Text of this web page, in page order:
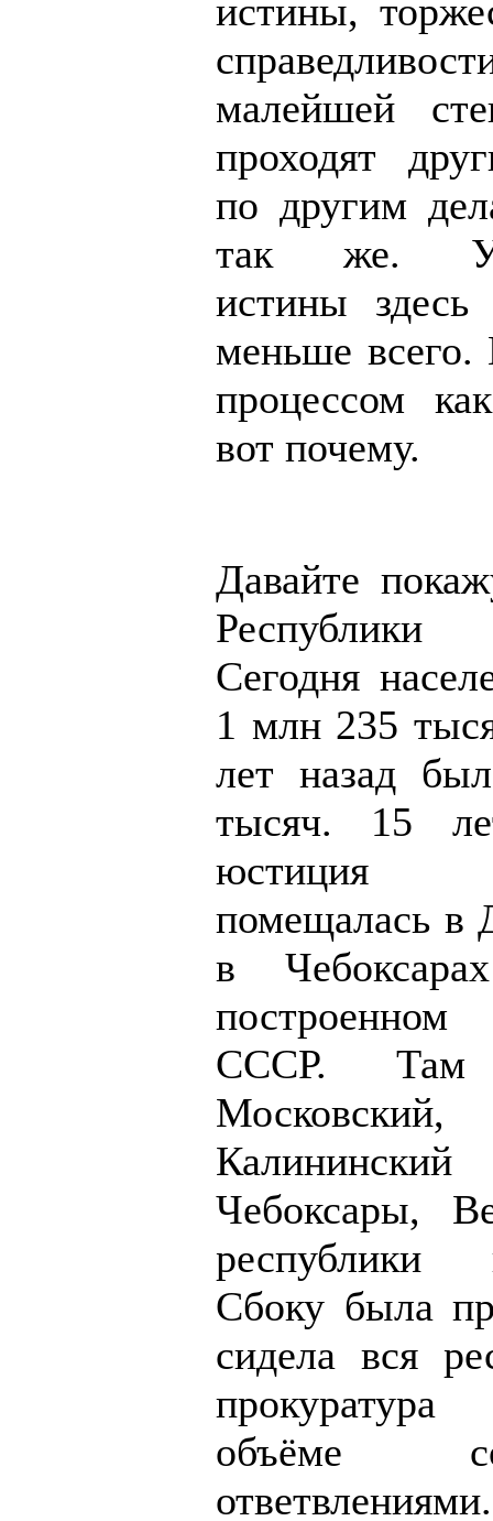
истины,
малейшей
проходят
по другим
так же.
истины здесь
меньше всего.
процессом
вот почему.
Давайте
Сегодня
1 млн 235
лет назад
тысяч. 15
юстиция
помещалась в
в
СССР. Там
Чебоксары,
Сбоку была
сидела вся
объёме